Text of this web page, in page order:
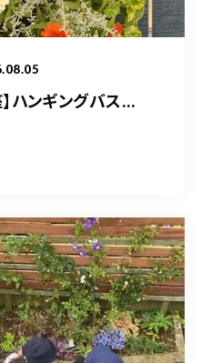
ハンギングバス...